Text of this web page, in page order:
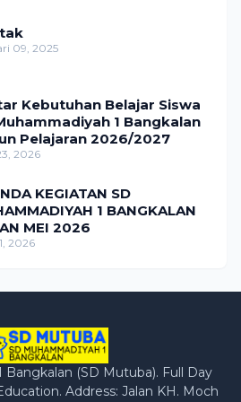
09, 2025
Kebutuhan Belajar Siswa
1 Bangkalan
Pelajaran 2026/2027
2026
KEGIATAN SD
1 BANGKALAN
MEI 2026
2026
(SD Mutuba). Full Day
Address: Jalan KH. Moch